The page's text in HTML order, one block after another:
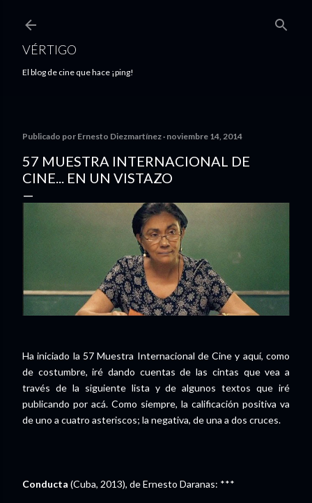
VÉRTIGO
El blog de cine que hace ¡ping!
Publicado por Ernesto Diezmartínez noviembre 14, 2014
57 MUESTRA INTERNACIONAL DE
CINE... EN UN VISTAZO
Ha iniciado la 57 Muestra Internacional de Cine y aquí, como
de costumbre, iré dando cuentas de las cintas que vea a
través de la siguiente lista y de algunos textos que iré
publicando por acá. Como siempre, la calificación positiva va
de uno a cuatro asteriscos; la negativa, de una a dos cruces.
Conducta (Cuba, 2013), de Ernesto Daranas: ***